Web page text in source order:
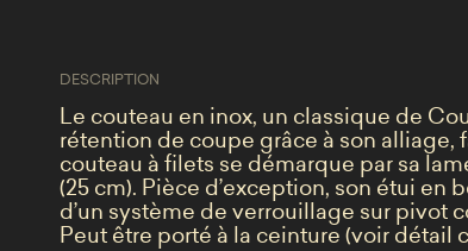
DESCRIPTION
Le couteau en inox, un classique de
rétention de coupe grâce à son alliage,
couteau à filets se démarque par sa
(25 cm). Pièce d’exception, son étui en
d’un système de verrouillage sur pivot
Peut être porté à la ceinture (voir détail